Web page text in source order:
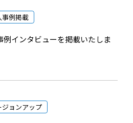
事例掲載
インタビューを掲載いたしま
ジョンアップ